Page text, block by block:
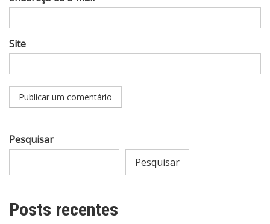
Site
Pesquisar
Pesquisar
Posts recentes